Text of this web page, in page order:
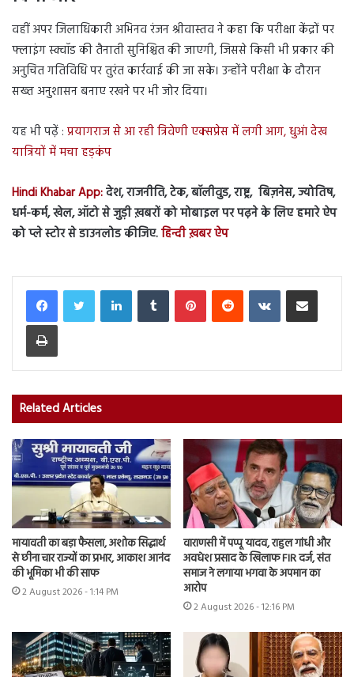
वहीं अपर जिलाधिकारी अभिनव रंजन श्रीवास्तव ने कहा कि परीक्षा केंद्रों पर
फ्लाइंग स्क्वॉड की तैनाती सुनिश्चित की जाएगी, जिससे किसी भी प्रकार की
अनुचित गतिविधि पर तुरंत कार्रवाई की जा सके। उन्होंने परीक्षा के दौरान
सख्त अनुशासन बनाए रखने पर भी जोर दिया।
यह भी पढ़ें : प्रयागराज से आ रही त्रिवेणी एक्सप्रेस में लगी आग, धुआं देख
यात्रियों में मचा हड़कंप
Hindi Khabar App:देश, राजनीति, टेक, बॉलीवुड, राष्ट्र, बिज़नेस, ज्योतिष,
धर्म-कर्म, खेल, ऑटो से जुड़ी ख़बरों को मोबाइल पर पढ़ने के लिए हमारे ऐप
को प्ले स्टोर से डाउनलोड कीजिए.हिन्दी ख़बर ऐप
LinkedInTumblr PinterestReddit VKontakteShare via Email
Print
Related Articles
मायावती का बड़ा फैसला, अशोक सिद्धार्थ
से छीना चार राज्यों का प्रभार, आकाश आनंद
की भूमिका भी की साफ
2 August 2026 - 1:14 PM
वाराणसी में पप्पू यादव, राहुल गांधी और
अवधेश प्रसाद के खिलाफ FIR दर्ज, संत
समाज ने लगाया भगवा के अपमान का
आरोप
2 August 2026 - 12:16 PM